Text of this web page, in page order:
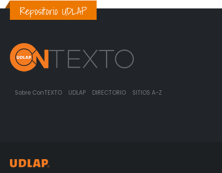
Repositorio UDLAP
Sobre ConTEXTO UDLAP DIRECTORIO SITIOS A-Z